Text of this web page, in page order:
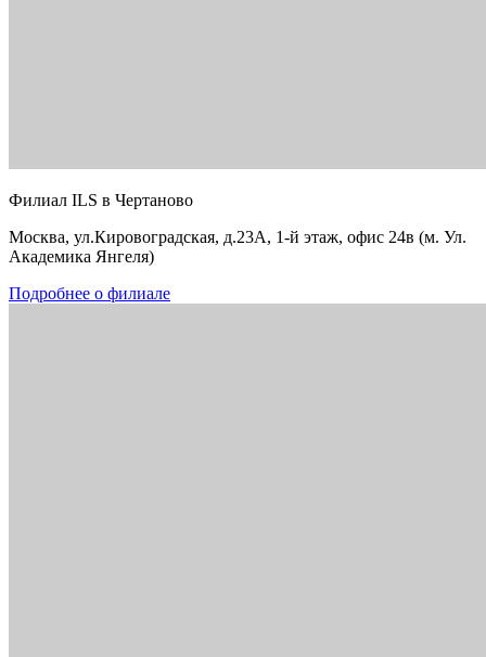
Филиал ILS в Чертаново
Москва, ул.Кировоградская, д.23А, 1-й этаж, офис 24в (м. Ул.
Академика Янгеля)
Подробнее о филиале